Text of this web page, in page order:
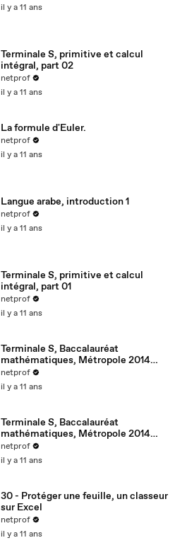
il y a 11 ans
Terminale S, primitive et calcul
intégral, part 02
netprof
il y a 11 ans
La formule d'Euler.
netprof
il y a 11 ans
Langue arabe, introduction 1
netprof
il y a 11 ans
Terminale S, primitive et calcul
intégral, part 01
netprof
il y a 11 ans
Terminale S, Baccalauréat
mathématiques, Métropole 2014
septembre, part 01
netprof
il y a 11 ans
Terminale S, Baccalauréat
mathématiques, Métropole 2014
septembre, part 02
netprof
il y a 11 ans
30 - Protéger une feuille, un classeur
sur Excel
netprof
il y a 11 ans